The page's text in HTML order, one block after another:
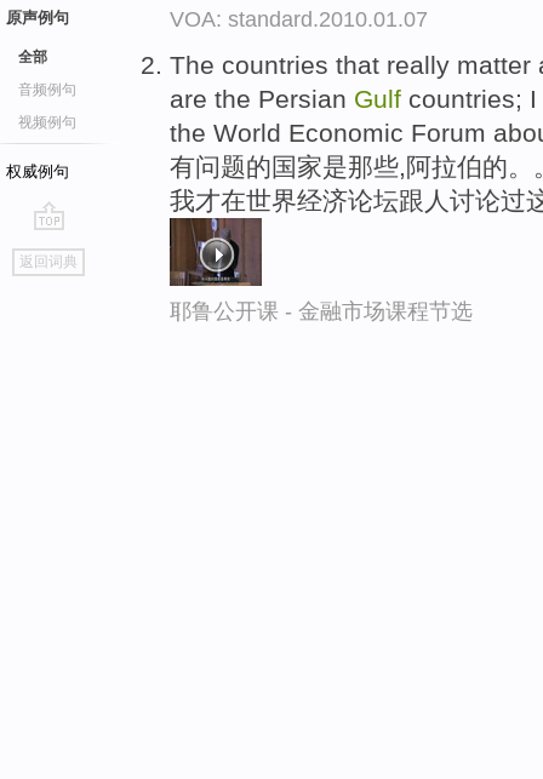
原声例句
全部
音频例句
视频例句
权威例句
go
top
返回词典
VOA: standard.2010.01.07
The countries that really
are the Persian Gulf countries;
the World Economic Forum
有问题的国家是那些,阿拉伯的
我才在世界经济论坛跟人讨论过
耶鲁公开课 - 金融市场课程节选